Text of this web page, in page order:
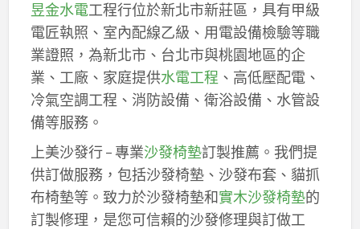
昱金水電工程行位於新北市新莊區，具有甲級
電匠執照、室內配線乙級、用電設備檢驗等職
業證照，為新北市、台北市與桃園地區的企
業、工廠、家庭提供水電工程 、高低壓配電、
冷氣空調工程、消防設備、衛浴設備、水管設
備等服務。
上美沙發行 – 專業沙發椅墊訂製推薦。我們提
供訂做服務，包括沙發椅墊、沙發布套、貓抓
布椅墊等。致力於沙發椅墊和實木沙發椅墊的
訂製修理，是您可信賴的沙發修理與訂做工